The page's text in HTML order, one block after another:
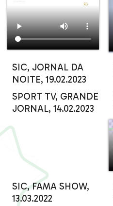
SIC, JORNAL DA
NOITE, 19.02.2023
SPORT TV, GRANDE
JORNAL, 14.02.2023
SIC, FAMA SHOW,
13.03.2022